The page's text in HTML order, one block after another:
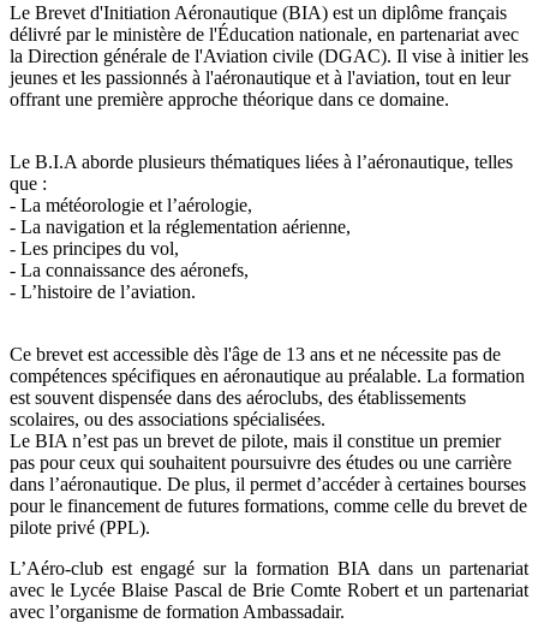
Le Brevet d'Initiation Aéronautique (BIA) est un diplôme français
délivré par le ministère de l'Éducation nationale, en partenariat avec
la Direction générale de l'Aviation civile (DGAC). Il vise à initier les
jeunes et les passionnés à l'aéronautique et à l'aviation, tout en leur
offrant une première approche théorique dans ce domaine.
Le B.I.A aborde plusieurs thématiques liées à l’aéronautique, telles
que :
- La météorologie et l’aérologie,
- La navigation et la réglementation aérienne,
- Les principes du vol,
- La connaissance des aéronefs,
- L’histoire de l’aviation.
Ce brevet est accessible dès l'âge de 13 ans et ne nécessite pas de
compétences spécifiques en aéronautique au préalable. La formation
est souvent dispensée dans des aéroclubs, des établissements
scolaires, ou des associations spécialisées.
Le BIA n’est pas un brevet de pilote, mais il constitue un premier
pas pour ceux qui souhaitent poursuivre des études ou une carrière
dans l’aéronautique. De plus, il permet d’accéder à certaines bourses
pour le financement de futures formations, comme celle du brevet de
pilote privé (PPL).
L’Aéro-club est engagé sur la formation BIA dans un partenariat
avec le Lycée Blaise Pascal de Brie Comte Robert et un partenariat
avec l’organisme de formation Ambassadair.